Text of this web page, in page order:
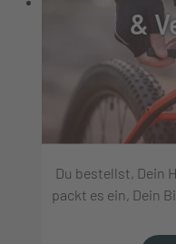
&
Du bestellst, Dein
packt es ein, Dein